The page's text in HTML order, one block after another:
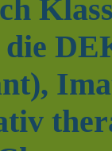
die